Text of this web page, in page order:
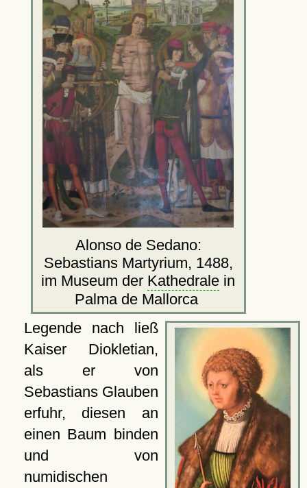
Alonso de Sedano:
Sebastians Martyrium, 1488,
im Museum der Kathedrale in
Palma de Mallorca
Legende nach ließ
Kaiser Diokletian,
als er von
Sebastians Glauben
erfuhr, diesen an
einen Baum binden
und von
numidischen